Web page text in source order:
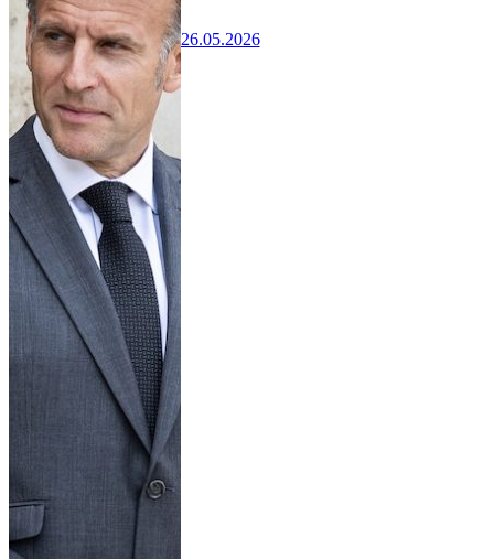
26.05.2026